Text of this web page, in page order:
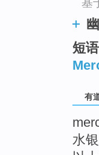
基
短语
有
水